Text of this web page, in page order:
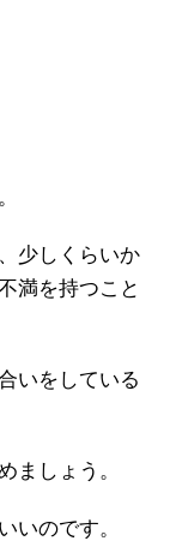
少しくらいか
満を持つこと
いをしている
ましょう。
いのです。